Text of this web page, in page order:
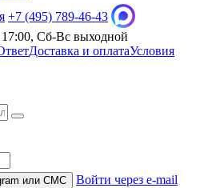
+7 (495) 789-46-43
Сб-Вс выходной
Доставка и оплатаУсловия
или СМС
Войти через e-mail